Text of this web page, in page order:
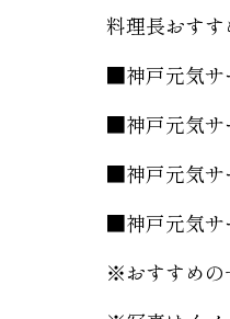
料理長おす
■神戸元気
■神戸元気
■神戸元
■神戸元
※おすすめの